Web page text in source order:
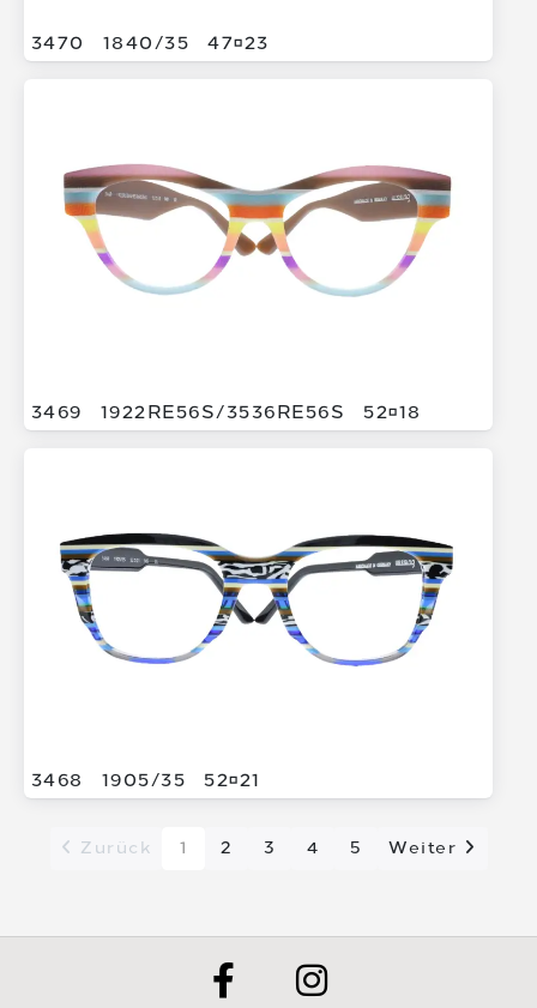
3470 1840/35 4723
3469 1922RE56S/3536RE56S 5218
3468 1905/35 5221
Zurück 1 2 3 4 5 Weiter